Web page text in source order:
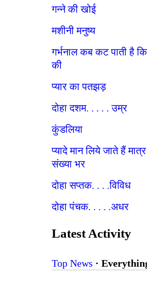
गन्ने की खोई
मशीनी मनुष्य
गर्भनाल कब कट पाती है
की
प्यार का पतझड़
दोहा दशम. . . . . उम्र
कुंडलिया
प्यादे मान लिये जाते हैं
संख्या भर
दोहा सप्तक. . . .विविध
दोहा पंचक. . . . .अधर
Latest Activity
Top News ·